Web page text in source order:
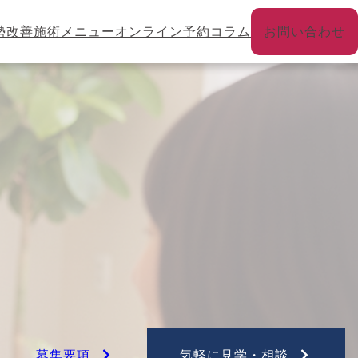
改善施術メニューオンライン予約 コラム お問い合わせ
募集要項 気軽に見学・相談